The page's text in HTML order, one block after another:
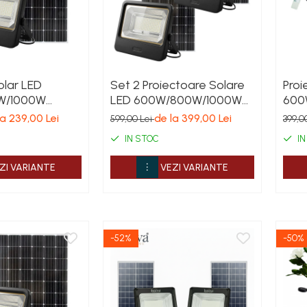
LED
1000W
Home
Telecomandă
239,00 Lei
VARIANTE
Set 2 Proiectoare Solare
LED 600W/800W/1000W
Innova Smart Home
și Telecomandă
599,00 Leide la 399,00 Lei
IN STOC
VEZI VARIANTE
și
-52% -50%